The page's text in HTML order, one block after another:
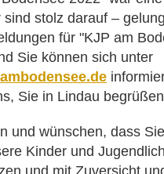
sind stolz darauf –
für "KJP am
Sie können sich unter
Sie in Lindau
und wünschen, dass
Kinder und
und mit Zuversicht